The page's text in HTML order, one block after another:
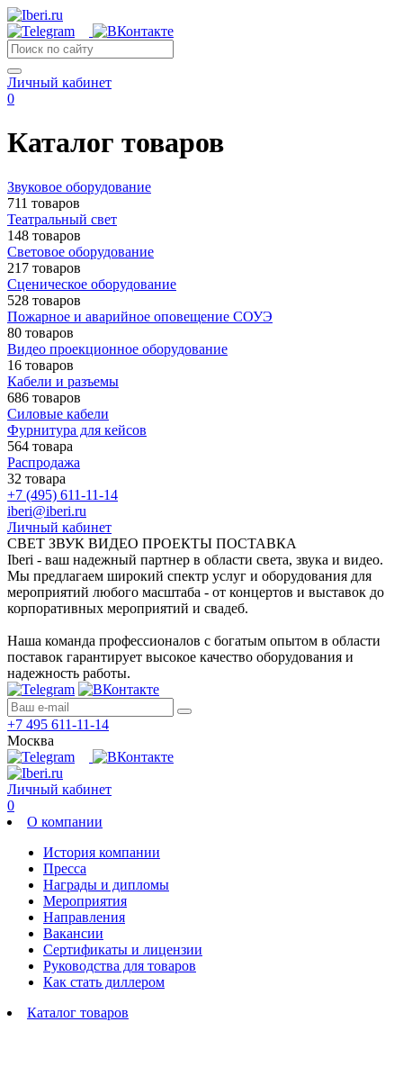
Личный кабинет
0
Каталог товаров
Звуковое оборудование
711 товаров
Театральный свет
148 товаров
Световое оборудование
217 товаров
Сценическое оборудование
528 товаров
Пожарное и аварийное оповещение СОУЭ
80 товаров
Видео проекционное оборудование
16 товаров
Кабели и разъемы
686 товаров
Силовые кабели
Фурнитура для кейсов
564 товара
Распродажа
32 товара
+7 (495) 611-11-14
iberi@iberi.ru
Личный кабинет
СВЕТ ЗВУК ВИДЕО ПРОЕКТЫ ПОСТАВКА
Iberi - ваш надежный партнер в области света, звука и видео.
Мы предлагаем широкий спектр услуг и оборудования для
мероприятий любого масштаба - от концертов и выставок до
корпоративных мероприятий и свадеб.
Наша команда профессионалов с богатым опытом в области
поставок гарантирует высокое качество оборудования и
надежность работы.
+7 495 611-11-14
Москва
Личный кабинет
0
О компании
История компании
Пресса
Награды и дипломы
Мероприятия
Направления
Вакансии
Сертификаты и лицензии
Руководства для товаров
Как стать диллером
Каталог товаров